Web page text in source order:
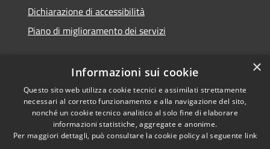
Dichiarazione di accessibilità
Piano di miglioramento dei servizi
RSS
Accessibilità
Privacy
Cookie
Copyright © 2026 • Comune di
Treviglio • Powered by
Municipium•Accesso
redazione
×
Informazioni sui cookie
Questo sito web utilizza cookie tecnici e assimilati strettamente
necessari al corretto funzionamento e alla navigazione del sito,
nonché un cookie tecnico analitico al solo fine di elaborare
informazioni statistiche, aggregate e anonime.
Per maggiori dettagli, può consultare la cookie policy al seguente link